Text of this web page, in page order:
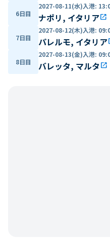
6日目
2027-08-11(水)入港:
ナポリ, イタリアopen_in_new
7日目
2027-08-12(木)入港:
パレルモ, イタリア
8日目
2027-08-13(金)入港:
バレッタ, マルタopen_in_new